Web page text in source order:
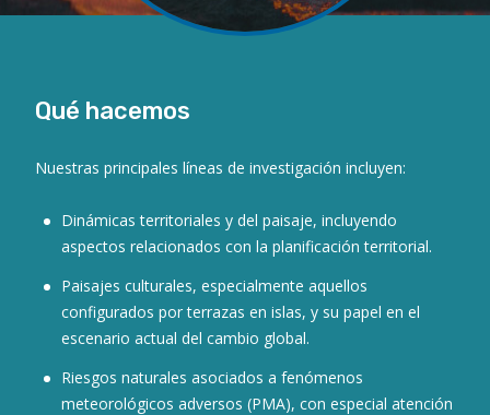
Qué hacemos
Nuestras principales líneas de investigación incluyen:
Dinámicas territoriales y del paisaje, incluyendo
aspectos relacionados con la planificación territorial.
Paisajes culturales, especialmente aquellos
configurados por terrazas en islas, y su papel en el
escenario actual del cambio global.
Riesgos naturales asociados a fenómenos
meteorológicos adversos (PMA), con especial atención